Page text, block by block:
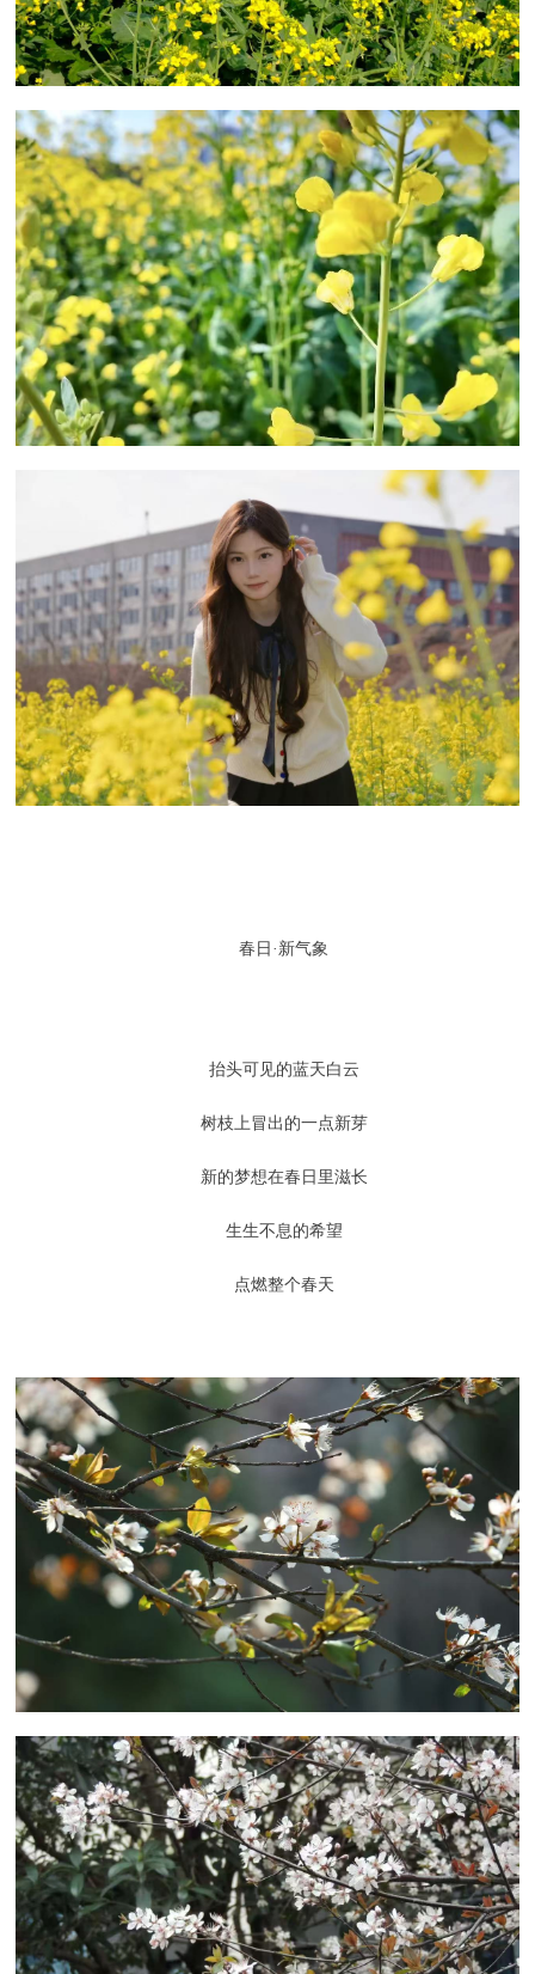
春日·新气象
抬头可见的蓝天白云
树枝上冒出的一点新芽
新的梦想在春日里滋长
生生不息的希望
点燃整个春天